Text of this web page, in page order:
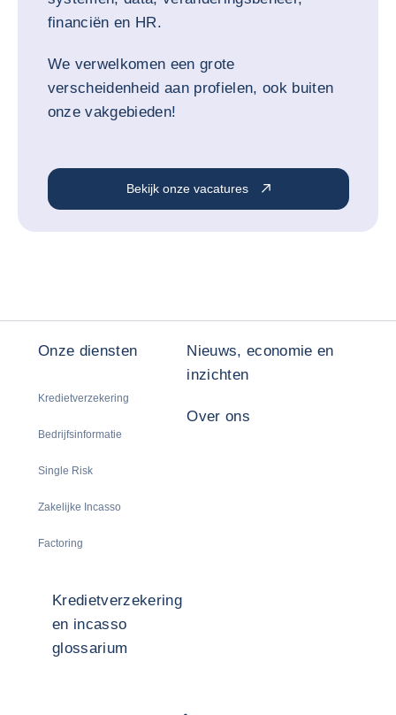
financiën en HR.
We verwelkomen een grote
verscheidenheid aan profielen, ook buiten
onze vakgebieden!
Bekijk onze vacatures
Onze diensten
Kredietverzekering
Bedrijfsinformatie
Single Risk
Zakelijke Incasso
Factoring
Nieuws, economie en
inzichten
Over ons
Kredietverzekering
en incasso
glossarium